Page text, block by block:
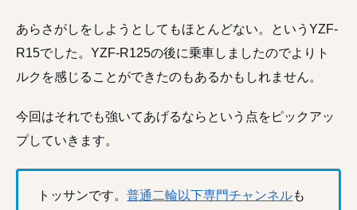
あらさがしをしようとしてもほとんどない。というYZF-
R15でした。YZF-R125の後に乗車しましたのでよりト
ルクを感じることができたのもあるかもしれません。
今回はそれでも強いてあげるならという点をピックアッ
プしていきます。
トッサンです。普通二輪以下専門チャンネルも